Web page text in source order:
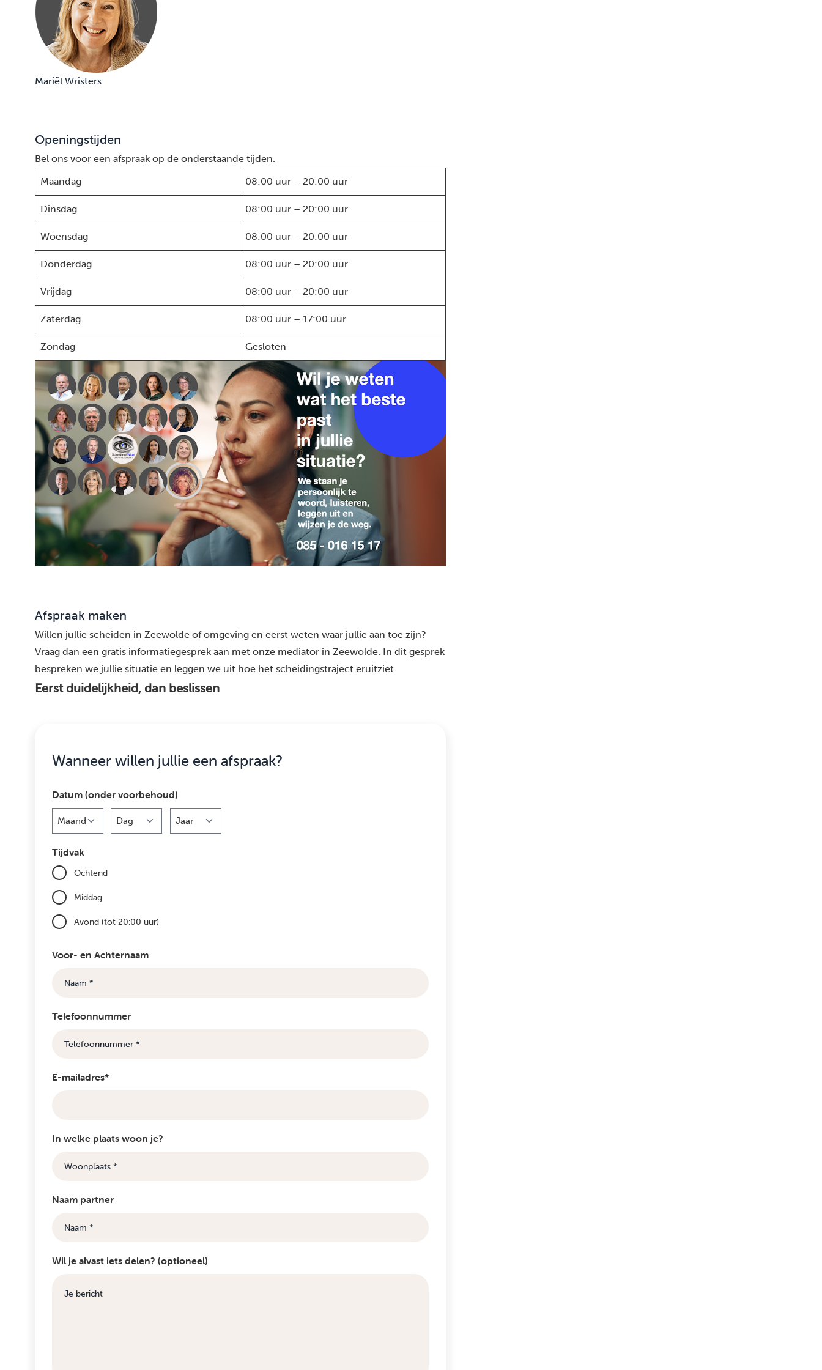
Mariël Wristers
Openingstijden
Bel ons voor een afspraak op de onderstaande tijden.
Maandag
08:00 uur – 20:00 uur
Dinsdag 08:00 uur – 20:00 uur
Woensdag 08:00 uur – 20:00 uur
Donderdag 08:00 uur – 20:00 uur
Vrijdag 08:00 uur – 20:00 uur
Zaterdag 08:00 uur – 17:00 uur
Zondag Gesloten
Afspraak maken
Willen jullie scheiden in Zeewolde of omgeving en eerst weten waar jullie aan toe zijn?
Vraag dan een gratis informatiegesprek aan met onze mediator in Zeewolde. In dit gesprek
bespreken we jullie situatie en leggen we uit hoe het scheidingstraject eruitziet.
Eerst duidelijkheid, dan beslissen
Wanneer willen jullie een afspraak?
Datum (onder voorbehoud)
Tijdvak
Ochtend
Middag
Avond (tot 20:00 uur)
Voor- en Achternaam
Telefoonnummer
E-mailadres*
In welke plaats woon je?
Naam partner
Wil je alvast iets delen? (optioneel)